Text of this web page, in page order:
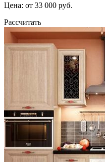
Цена: от 33 000 руб.
Рассчитать